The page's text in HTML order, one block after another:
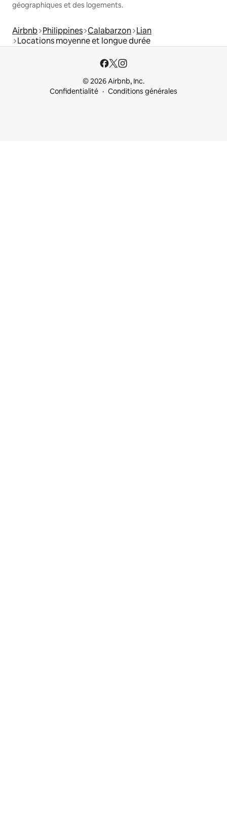
géographiques et des logements.
Airbnb Philippines Calabarzon Lian
Locations moyenne et longue durée
© 2026 Airbnb, Inc.
Confidentialité
Conditions générales